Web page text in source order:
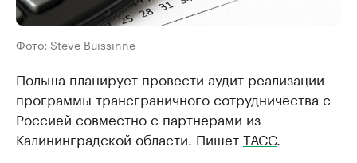
Фото: Steve Buissinne
Польша планирует провести аудит реализации
программы трансграничного сотрудничества с
Россией совместно с партнерами из
Калининградской области. ПишетТАСС.